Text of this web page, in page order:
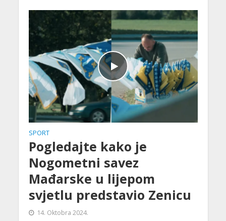
SPORT
Pogledajte kako je
Nogometni savez
Mađarske u lijepom
svjetlu predstavio Zenicu
14. Oktobra 2024.